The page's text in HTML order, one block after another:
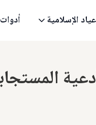
الإسلامية أدوات